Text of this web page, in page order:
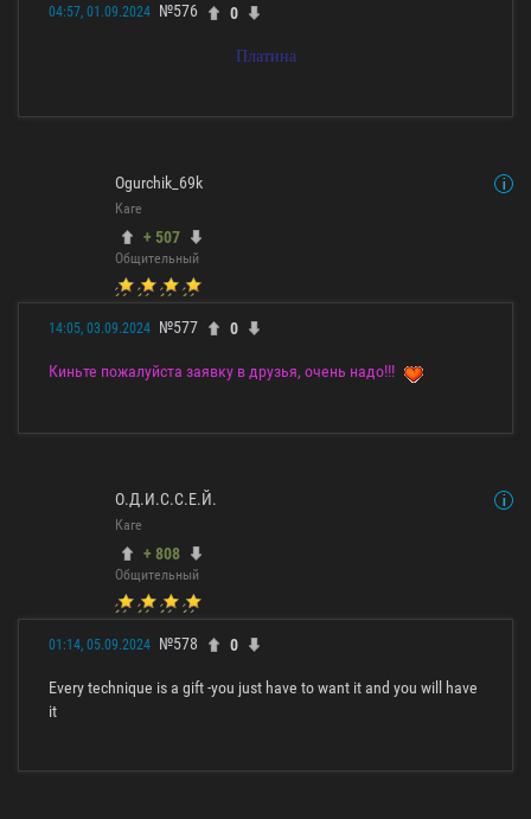
04:57, 01.09.2024 №576 0
Платина
Ogurchik_69k
Каге
+ 507
Общительный
14:05, 03.09.2024 №577 0
Киньте пожалуйста заявку в друзья, очень надо!!!
О.Д.И.С.С.Е.Й.
Каге
+ 808
Общительный
01:14, 05.09.2024 №578 0
Every technique is a gift -you just have to want it and you will have
it